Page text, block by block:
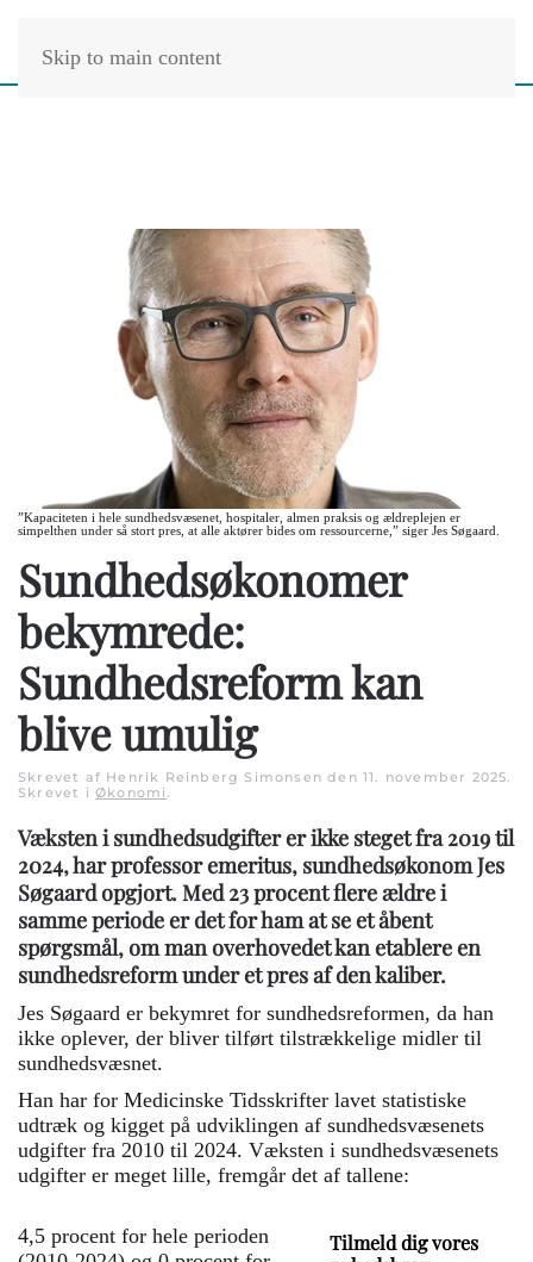
Skip to main content
”Kapaciteten i hele sundhedsvæsenet, hospitaler, almen praksis og ældreplejen er
simpelthen under så stort pres, at alle aktører bides om ressourcerne,” siger Jes Søgaard.
Sundhedsøkonomer
bekymrede:
Sundhedsreform kan
blive umulig
Skrevet af Henrik Reinberg Simonsen den 11. november 2025.
Skrevet i Økonomi.
Væksten i sundhedsudgifter er ikke steget fra 2019 til
2024, har professor emeritus, sundhedsøkonom Jes
Søgaard opgjort. Med 23 procent flere ældre i
samme periode er det for ham at se et åbent
spørgsmål, om man overhovedet kan etablere en
sundhedsreform under et pres af den kaliber.
Jes Søgaard er bekymret for sundhedsreformen, da han
ikke oplever, der bliver tilført tilstrækkelige midler til
sundhedsvæsnet.
Han har for Medicinske Tidsskrifter lavet statistiske
udtræk og kigget på udviklingen af sundhedsvæsenets
udgifter fra 2010 til 2024. Væksten i sundhedsvæsenets
udgifter er meget lille, fremgår det af tallene:
Tilmeld dig vores
4,5 procent for hele perioden